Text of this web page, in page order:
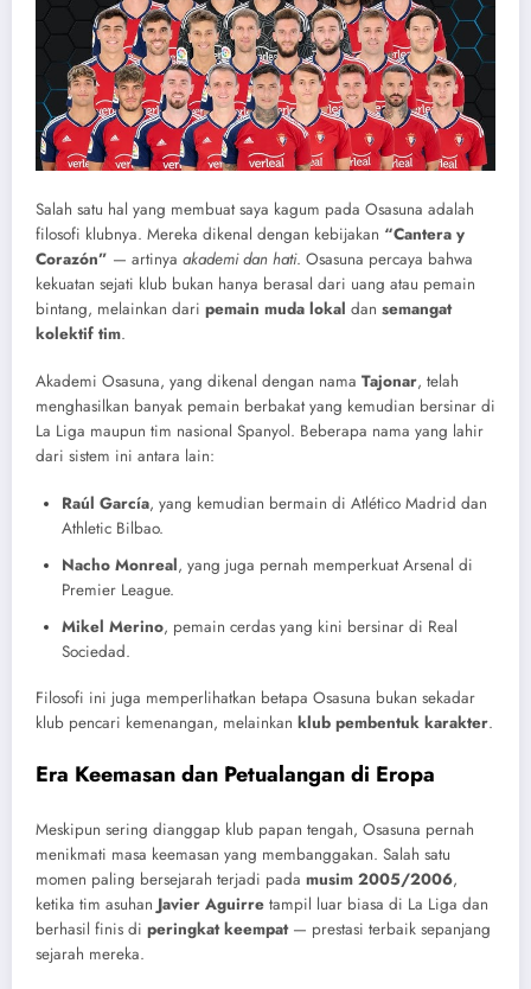
Salah satu hal yang membuat saya kagum pada Osasuna adalah
filosofi klubnya. Mereka dikenal dengan kebijakan “Cantera y
Corazón” — artinya akademi dan hati. Osasuna percaya bahwa
kekuatan sejati klub bukan hanya berasal dari uang atau pemain
bintang, melainkan dari pemain muda lokal dan semangat
kolektif tim.
Akademi Osasuna, yang dikenal dengan nama Tajonar, telah
menghasilkan banyak pemain berbakat yang kemudian bersinar di
La Liga maupun tim nasional Spanyol. Beberapa nama yang lahir
dari sistem ini antara lain:
Raúl García, yang kemudian bermain di Atlético Madrid dan
Athletic Bilbao.
Nacho Monreal, yang juga pernah memperkuat Arsenal di
Premier League.
Mikel Merino, pemain cerdas yang kini bersinar di Real
Sociedad.
Filosofi ini juga memperlihatkan betapa Osasuna bukan sekadar
klub pencari kemenangan, melainkan klub pembentuk karakter.
Era Keemasan dan Petualangan di Eropa
Meskipun sering dianggap klub papan tengah, Osasuna pernah
menikmati masa keemasan yang membanggakan. Salah satu
momen paling bersejarah terjadi pada musim 2005/2006,
ketika tim asuhan Javier Aguirre tampil luar biasa di La Liga dan
berhasil finis di peringkat keempat— prestasi terbaik sepanjang
sejarah mereka.